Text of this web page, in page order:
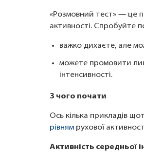
«Розмовний тест» — це
активності. Спробуйте
важко дихаєте, але
можете промовити
інтенсивності.
З чого почати
Ось кілька прикладів
рівням рухової
Активність середньої